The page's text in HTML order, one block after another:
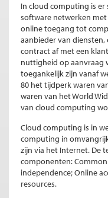
In cloud computing is er
software netwerken
online toegang tot
aanbieder van diensten,
contract af met een
nuttigheid op aanvraag
toegankelijk zijn vanaf
80 het tijdperk waren
waren van het World
van cloud computing
Cloud computing is in
computing in
zijn via het Internet. De
componenten:
independence; Online
resources.